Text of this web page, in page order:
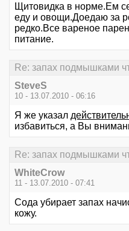
Щитовидка в норме.Ем
еду и овощи.Доедаю за
редко.Все вареное
питание.
Re: запах подмышками
SteveS
10 - 13.07.2010 - 06:16
Я же указал
избавиться, а Вы
Re: запах подмышками
WhiteCrow
11 - 13.07.2010 - 07:41
Сода убирает запах
кожу.